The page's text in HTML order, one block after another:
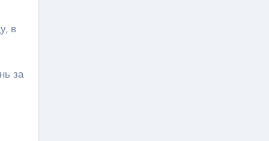
в
за